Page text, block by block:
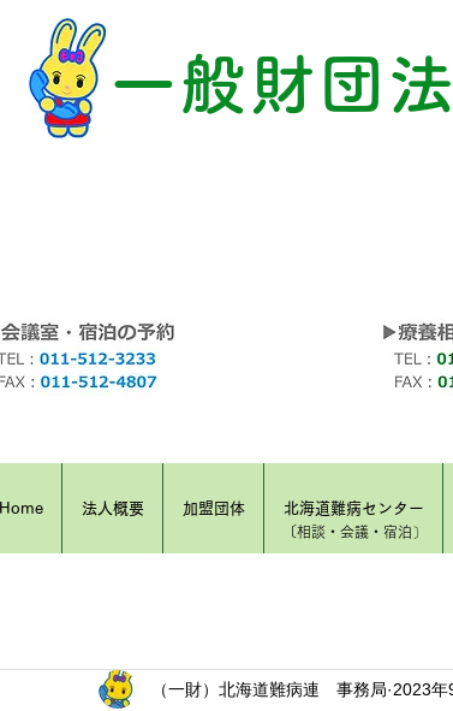
一般財団
Home 法人概要 加盟団体 北海道難病センター
〔​相談・会議・宿泊〕
（一財）北海道難病連 事務局 2023年